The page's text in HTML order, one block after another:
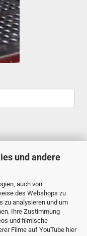
und andere
auch von
des Webshops zu
zu analysieren und um
Ihre Zustimmung
und filmische
Filme auf YouTube hier